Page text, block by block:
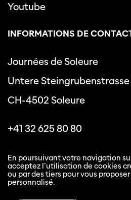
Youtube
INFORMATIONS DE
Journées de Soleure
Untere Steingrubenstrasse
CH-4502 Soleure
+41 32 625 80 80
En poursuivant votre navigation
acceptez l’utilisation de cookies
ou par des tiers pour vous
personnalisé.